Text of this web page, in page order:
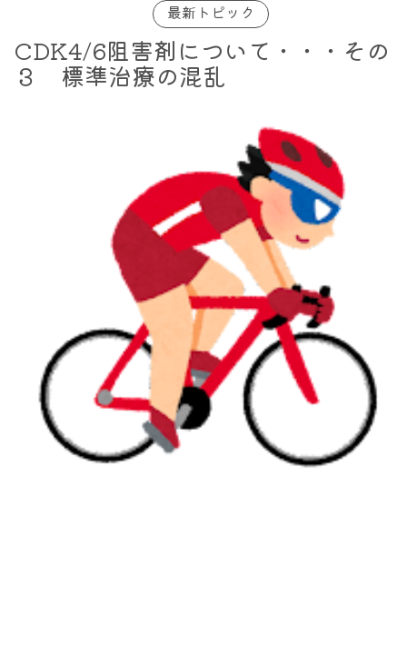
最新トピック
CDK4/6阻害剤について・・・その
３ 標準治療の混乱